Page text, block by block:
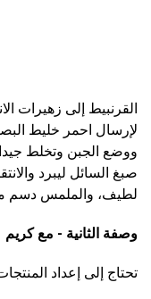
القرنبيط إلى زهيرات
لإرسال احمر خليط
ووضع الجبن وتخلط
صبغ السائل ليبرد
لطيف، والملمس دسم
وصفة الثانية - مع كريم
تحتاج إلى إعداد